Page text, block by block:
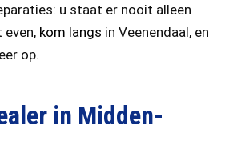
u staat er nooit alleen
even, kom langs in Veenendaal, en
op.
in Midden-